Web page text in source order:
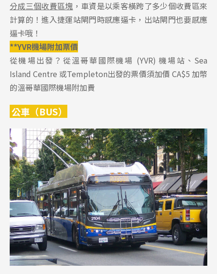
分成三個收費區塊 ，車資是以乘客橫跨了多少個收費區來
計算的！進入捷運站閘門時感應逼卡，出站閘門也要感應
逼卡哦！
**YVR機場附加票價
從機場出發？從溫哥華國際機場 (YVR) 機場站、Sea
Island Centre 或Templeton出發的票價須加價 CA$5 加幣
的溫哥華國際機場附加費
公車（BUS）